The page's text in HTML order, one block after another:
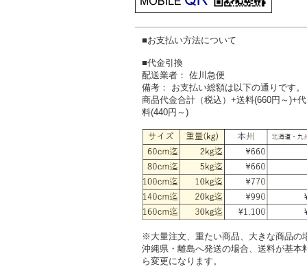
■お支払い方法について
■代金引換
配送業者： 佐川急便
備考： お支払い総額は以下の通りです。
商品代金合計（税込）+送料(660円～)+
料(440円～)
※大量注文、重たい商品、大きな商品の
沖縄県・離島へ発送の場合、送料が基本
ら変更になります。